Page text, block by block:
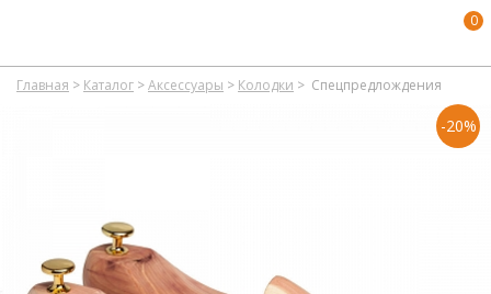
0
Главная > Каталог >Аксессуары > Колодки > Спецпредлождения
-20%